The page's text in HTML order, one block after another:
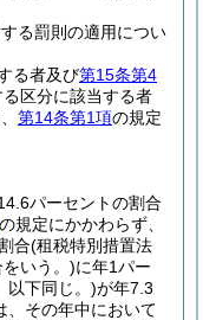
る罰則の適用につい
る者及び第15条第4
る区分に該当する者
第14条第1項の規定
パーセントの割合
の規定にかかわらず、
合(租税特別措置法
いう。)に年1パー
以下同じ。)が年7.3
、その年中において